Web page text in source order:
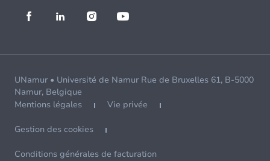
UNamur • Université de Namur Rue de Bruxelles 61, B-5000
Namur, Belgique
Mentions légales
Vie privée
Gestion des cookies
Conditions générales de facturation